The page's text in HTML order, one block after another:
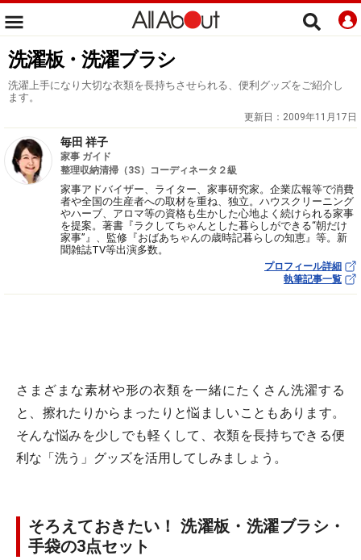
洗濯板・洗濯ブラシ
洗濯上手になり大切な衣類を長持ちさせられる、便利グッズをご紹介し
ます。
更新日： 2009年11月17日
毎田 祥子
家事 ガイド
整理収納清掃（3S）コーディネータ２級
家事アドバイザー、ライター、家事研究家。企業広報等で消費
者や全国の生産者への取材を重ね、独立。ハウスクリーニング
やハーブ、アロマ等の資格も生かした心地よく続けられる家事
を提案。著書『ラクしてちゃんとした暮らしができる“朝だけ
家事”』、監修『おばあちゃんの歳時記暮らしの知恵』等。新
聞雑誌TV等出演多数。
プロフィール詳細
執筆記事一覧
さまざまな素材や形の衣類を一緒にたくさん洗濯する
と、擦れたりからまったりと悩ましいこともあります。
そんな悩みを少しでも軽くして、衣類を長持ちできる便
利な「洗う」グッズを活用してしみましょう。
そろえておきたい！ 洗濯板・洗濯ブラシ・
手袋の3点セット